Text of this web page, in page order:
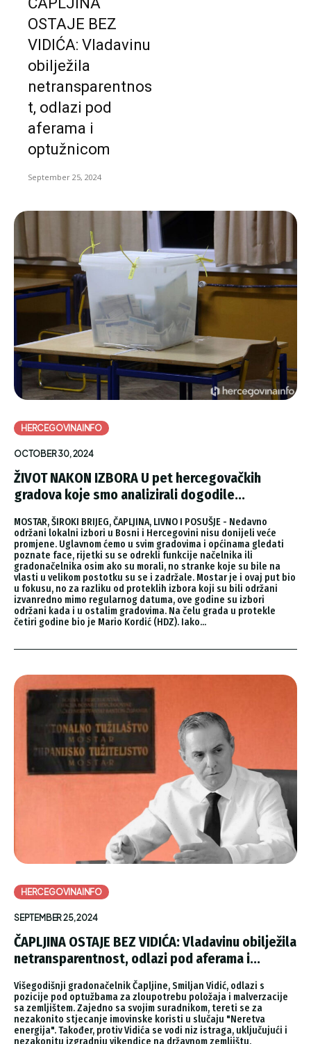
OSTAJE BEZ
VIDIĆA: Vladavinu
obilježila
netransparentnos
t, odlazi pod
aferama i
optužnicom
September 25, 2024
HERCEGOVINAINFO
OCTOBER 30, 2024
ŽIVOT NAKON IZBORA U pet hercegovačkih
gradova koje smo analizirali dogodile...
MOSTAR, ŠIROKI BRIJEG, ČAPLJINA, LIVNO I POSUŠJE - Nedavno
održani lokalni izbori u Bosni i Hercegovini nisu donijeli veće
promjene. Uglavnom ćemo u svim gradovima i općinama gledati
poznate face, rijetki su se odrekli funkcije načelnika ili
gradonačelnika osim ako su morali, no stranke koje su bile na
vlasti u velikom postotku su se i zadržale. Mostar je i ovaj put bio
u fokusu, no za razliku od proteklih izbora koji su bili održani
izvanredno mimo regularnog datuma, ove godine su izbori
održani kada i u ostalim gradovima. Na čelu grada u protekle
četiri godine bio je Mario Kordić (HDZ). Iako...
HERCEGOVINAINFO
SEPTEMBER 25, 2024
ČAPLJINA OSTAJE BEZ VIDIĆA: Vladavinu obilježila
netransparentnost, odlazi pod aferama i...
Višegodišnji gradonačelnik Čapljine, Smiljan Vidić, odlazi s
pozicije pod optužbama za zloupotrebu položaja i malverzacije
sa zemljištem. Zajedno sa svojim suradnikom, tereti se za
nezakonito stjecanje imovinske koristi u slučaju "Neretva
energija". Također, protiv Vidića se vodi niz istraga, uključujući i
nezakonitu izgradnju vikendice na državnom zemljištu.